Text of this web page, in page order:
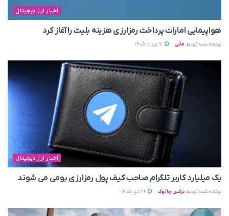
اخبار ارز دیجیتال
هواپیمایی امارات پرداخت رمزارزی هزینه بلیت را آغاز کرد
نوشته شده توسط مانی
اخبار ارز دیجیتال
یک میلیارد کاربر تلگرام صاحب کیف پول رمزارزی بومی می‌ شوند
نوشته شده توسط نرگس چالوک